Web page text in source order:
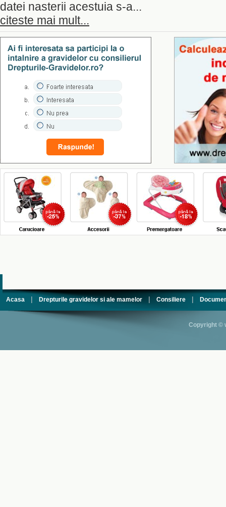
datei nasterii acestuia s-a...
citeste mai mult...
Acasa |Drepturile gravidelor si ale mamelor |Consiliere |
Copyright ©